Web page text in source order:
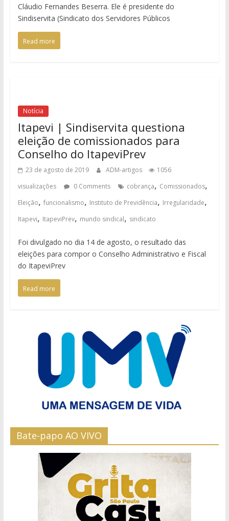
Cláudio Fernandes Beserra. Ele é presidente do
Sindiservita (Sindicato dos Servidores Públicos
Read more
Notícia
Itapevi | Sindiservita questiona
eleição de comissionados para
Conselho do ItapeviPrev
23 de agosto de 2019 ADM-artigos
1056
visualizações
0 Comments cobrança, Comissionados,
Eleição, funcionalismo, Instituto de Previdência, Irregularidade,
Itapevi, ItapeviPrev, mundo sindical, sindicato
Foi divulgado no dia 14 de agosto, o resultado das
eleições para compor o Conselho Administrativo e Fiscal
do ItapeviPrev
Read more
Bate-papo AO VIVO